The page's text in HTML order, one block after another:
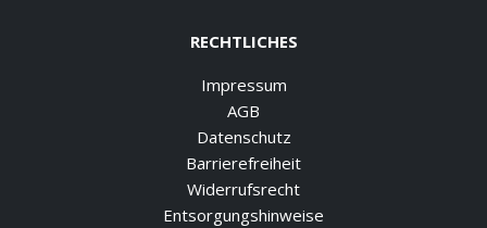
RECHTLICHES
Impressum
AGB
Datenschutz
Barrierefreiheit
Widerrufsrecht
Entsorgungshinweise